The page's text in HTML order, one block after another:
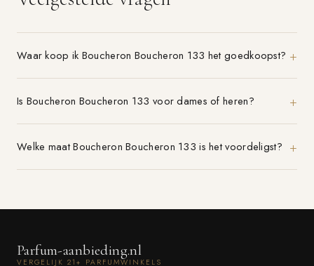
Waar koop ik Boucheron Boucheron 133 het goedkoopst?
Is Boucheron Boucheron 133 voor dames of heren?
Welke maat Boucheron Boucheron 133 is het voordeligst?
Parfum-aanbieding.nl
VERGELIJK 21+ PARFUMWINKELS